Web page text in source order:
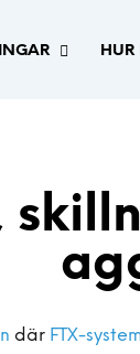
där FTX-